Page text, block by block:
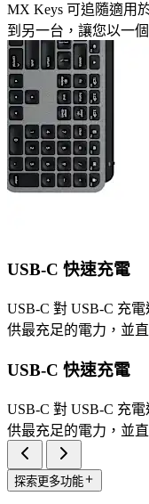
MX Keys 可追隨適用
到另一台，讓您以一
USB-C 快速充電
USB-C 對 USB-C 充
供最充足的電力，並
USB-C 快速充電
USB-C 對 USB-C 充
供最充足的電力，並
探索更多功能